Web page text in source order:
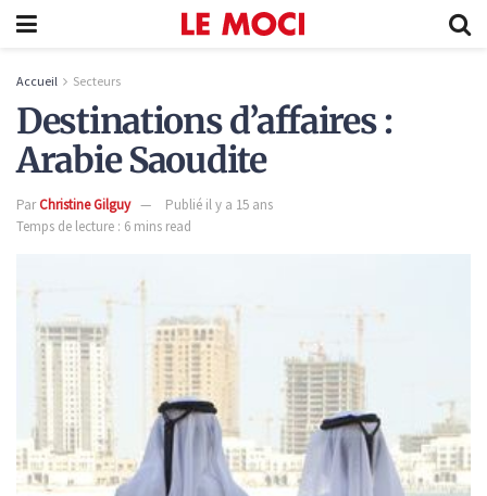
Accueil Secteurs
Destinations d’affaires :
Arabie Saoudite
ParChristine Gilguy
Publié il y a 15 ans
Temps de lecture : 6 mins read